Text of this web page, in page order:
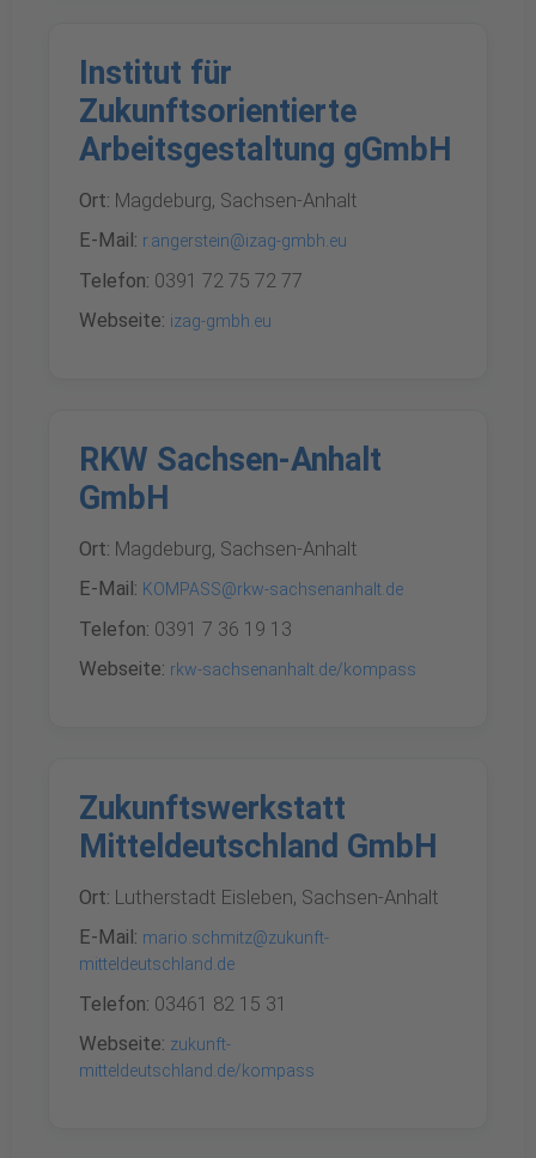
Institut für
Zukunftsorientierte
Arbeitsgestaltung gGmbH
Ort: Magdeburg, Sachsen-Anhalt
E-Mail: r.angerstein@izag-gmbh.eu
Telefon: 0391 72 75 72 77
Webseite: izag-gmbh.eu
RKW Sachsen-Anhalt
GmbH
Ort: Magdeburg, Sachsen-Anhalt
E-Mail: KOMPASS@rkw-sachsenanhalt.de
Telefon: 0391 7 36 19 13
Webseite: rkw-sachsenanhalt.de/kompass
Zukunftswerkstatt
Mitteldeutschland GmbH
Ort: Lutherstadt Eisleben, Sachsen-Anhalt
E-Mail: mario.schmitz@zukunft-
mitteldeutschland.de
Telefon: 03461 82 15 31
Webseite: zukunft-
mitteldeutschland.de/kompass